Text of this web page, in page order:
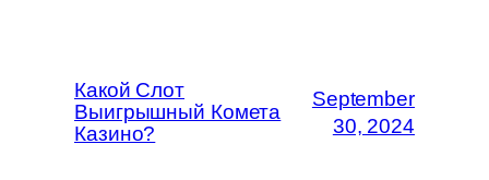
Какой Слот
Выигрышный Комета
Казино?
September
30, 2024